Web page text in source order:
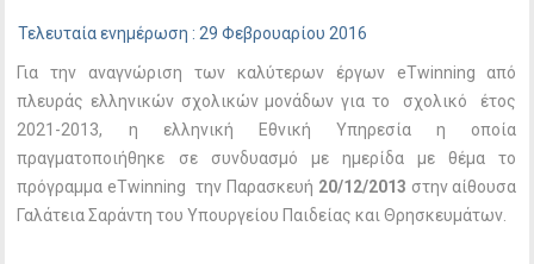
Τελευταία ενημέρωση : 29 Φεβρουαρίου 2016
Για την αναγνώριση των καλύτερων έργων eTwinning από
πλευράς ελληνικών σχολικών μονάδων για το σχολικό έτος
2021-2013, η ελληνική Εθνική Υπηρεσία η οποία
πραγματοποιήθηκε σε συνδυασμό με ημερίδα με θέμα το
πρόγραμμα eTwinning την Παρασκευή 20/12/2013 στην αίθουσα
Γαλάτεια Σαράντη του Υπουργείου Παιδείας και Θρησκευμάτων.